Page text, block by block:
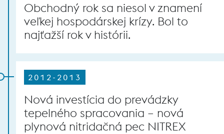
Obchodný rok sa niesol v znamení
veľkej hospodárskej krízy. Bol to
najťažší rok v histórii.
2012-2013
Nová investícia do prevádzky
tepelného spracovania – nová
plynová nitridačná pec NITREX